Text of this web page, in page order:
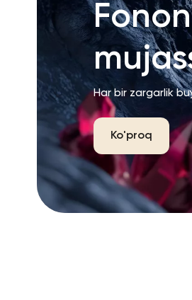
Har bir zargarlik
Ko'proq